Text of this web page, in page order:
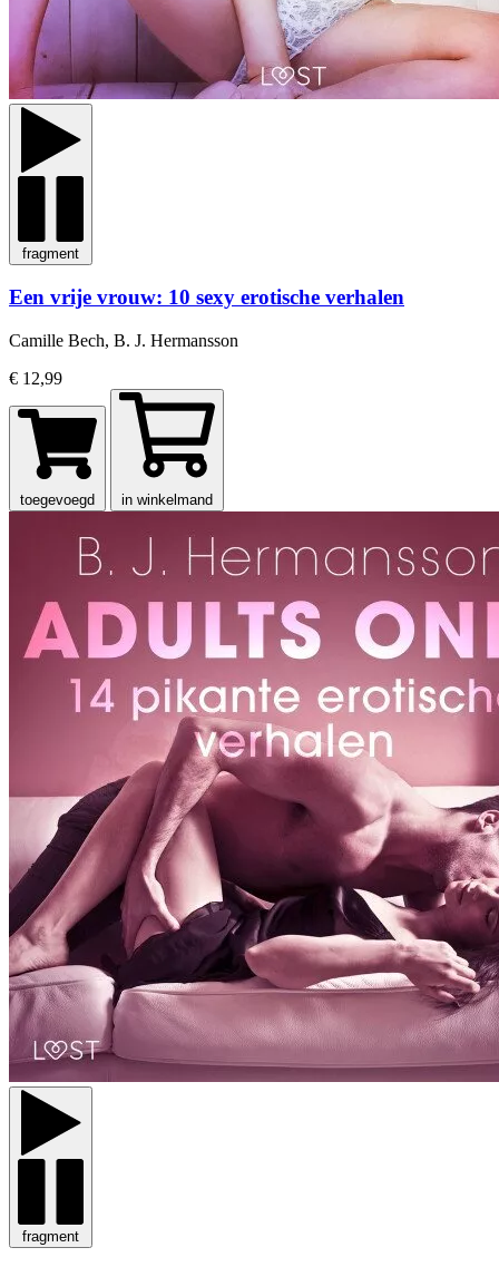
fragment
Een vrije vrouw: 10 sexy erotische verhalen
Camille Bech, B. J. Hermansson
€ 12,99
toegevoegd in winkelmand
fragment